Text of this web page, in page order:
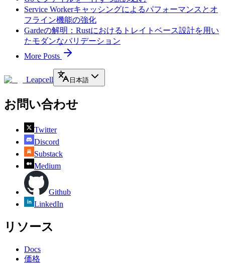
Service Workerキャッシングによるパフォーマンスとオ
フライン機能の強化
Gardeの解明：Rustにおけるトレイトベース設計を用い
たモダンなバリデーション
More Posts
Leapcell 日本語
お問い合わせ
Twitter
Discord
Substack
Medium
Github
LinkedIn
リソース
Docs
価格